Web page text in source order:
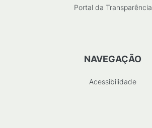
Portal da Transparência
NAVEGAÇÃO
Acessibilidade